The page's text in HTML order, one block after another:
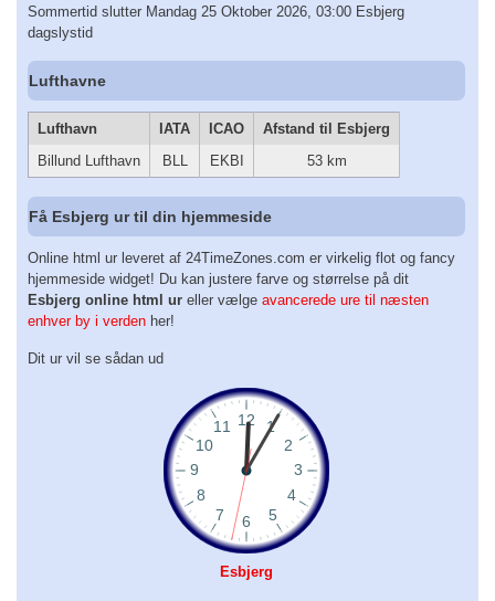
Sommertid slutter Mandag 25 Oktober 2026, 03:00 Esbjerg
dagslystid
Lufthavne
Lufthavn IATA ICAO
Afstand til Esbjerg
Billund Lufthavn
BLL EKBI 53 km
Få Esbjerg ur til din hjemmeside
Online html ur leveret af 24TimeZones.com er virkelig flot og fancy
hjemmeside widget! Du kan justere farve og størrelse på dit
Esbjerg online html ur eller vælge avancerede ure til næsten
enhver by i verden her!
Dit ur vil se sådan ud
Esbjerg